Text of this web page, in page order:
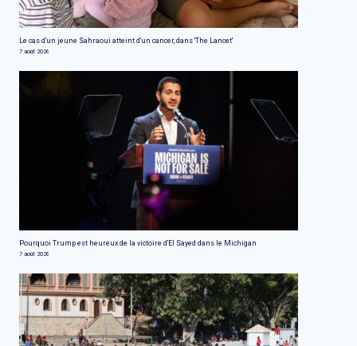
Le cas d'un jeune Sahraoui atteint d'un cancer, dans 'The Lancet'
7 août 2026
Pourquoi Trump est heureux de la victoire d'El Sayed dans le Michigan
7 août 2026